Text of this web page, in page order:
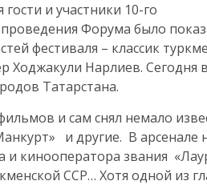
и участники 10-го
Форума было
фестиваля – классик
Ходжакули Нарлиев. Сегодня
Татарстана.
и сам снял немало
и другие. В арсенале
и кинооператора звания
ССР… Хотя одной из